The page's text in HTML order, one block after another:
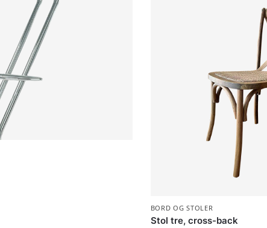
BORD OG STOLER
Stol tre, cross-back